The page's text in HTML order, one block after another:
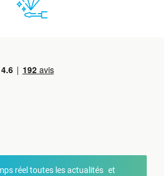
réel toutes les actualités et